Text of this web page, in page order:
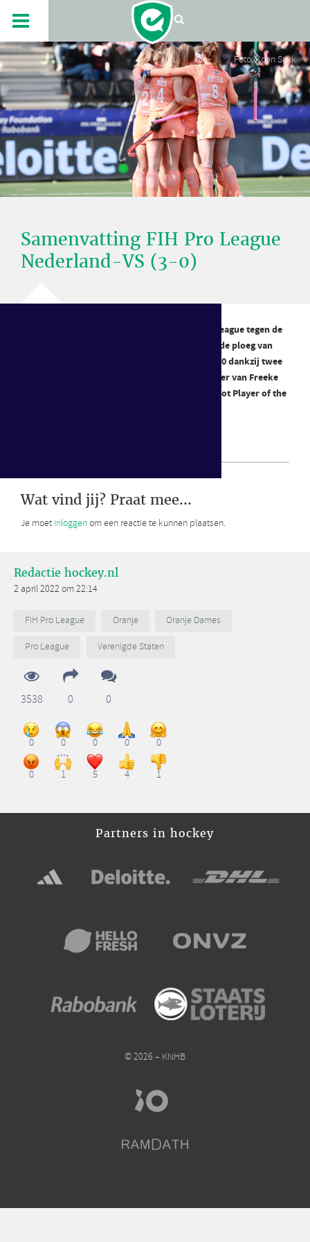
Foto: Koen Suyk
Samenvatting FIH Pro League
Nederland-VS (3-0)
De Oranje Dames speelden zaterdag in de Pro League tegen de
Verenigde Staten. In het Wagener Stadion won de ploeg van
bondscoach Jamilon Mülders eenvoudig met 3-0 dankzij twee
doelpunten van Fiona Morgenstern en een treffer van Freeke
Moes. Na afloop werd Xan de Waard gekroond tot Player of the
Wat vind jij? Praat mee...
Je moet inloggenom een reactie te kunnen plaatsen.
Redactie hockey.nl
2 april 2022 om 22:14
FIH Pro League Oranje
Oranje Dames
Pro League
Verenigde Staten
3538 0 0
0 0 0 0 0
0 1 5 4 1
Partners in hockey
© 2026 – KNHB